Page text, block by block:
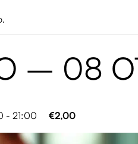
– 08
- 21:00 €2,00